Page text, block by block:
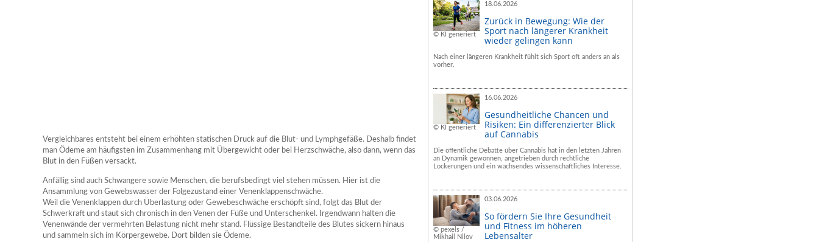
Vergleichbares entsteht bei einem erhöhten statischen Druck auf die Blut- und Lymphgefäße. Deshalb findet
man Ödeme am häufigsten im Zusammenhang mit Übergewicht oder bei Herzschwäche, also dann, wenn das
Blut in den Füßen versackt.
Anfällig sind auch Schwangere sowie Menschen, die berufsbedingt viel stehen müssen. Hier ist die
Ansammlung von Gewebswasser der Folgezustand einer Venenklappenschwäche.
Weil die Venenklappen durch Überlastung oder Gewebeschwäche erschöpft sind, folgt das Blut der
Schwerkraft und staut sich chronisch in den Venen der Füße und Unterschenkel. Irgendwann halten die
Venenwände der vermehrten Belastung nicht mehr stand. Flüssige Bestandteile des Blutes sickern hinaus
und sammeln sich im Körpergewebe. Dort bilden sie Ödeme.
© KI generiert
18.06.2026
Zurück in Bewegung: Wie der
Sport nach längerer Krankheit
wieder gelingen kann
Nach einer längeren Krankheit fühlt sich Sport oft anders an als
vorher.
© KI generiert
16.06.2026
Gesundheitliche Chancen und
Risiken: Ein differenzierter Blick
auf Cannabis
Die öffentliche Debatte über Cannabis hat in den letzten Jahren
an Dynamik gewonnen, angetrieben durch rechtliche
Lockerungen und ein wachsendes wissenschaftliches Interesse.
© pexels /
Mikhail Nilov
03.06.2026
So fördern Sie Ihre Gesundheit
und Fitness im höheren
Lebensalter